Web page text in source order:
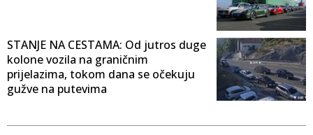
STANJE NA CESTAMA: Od jutros duge
kolone vozila na graničnim
prijelazima, tokom dana se očekuju
gužve na putevima